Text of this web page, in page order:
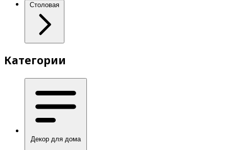
Столовая
Категории
Декор для дома